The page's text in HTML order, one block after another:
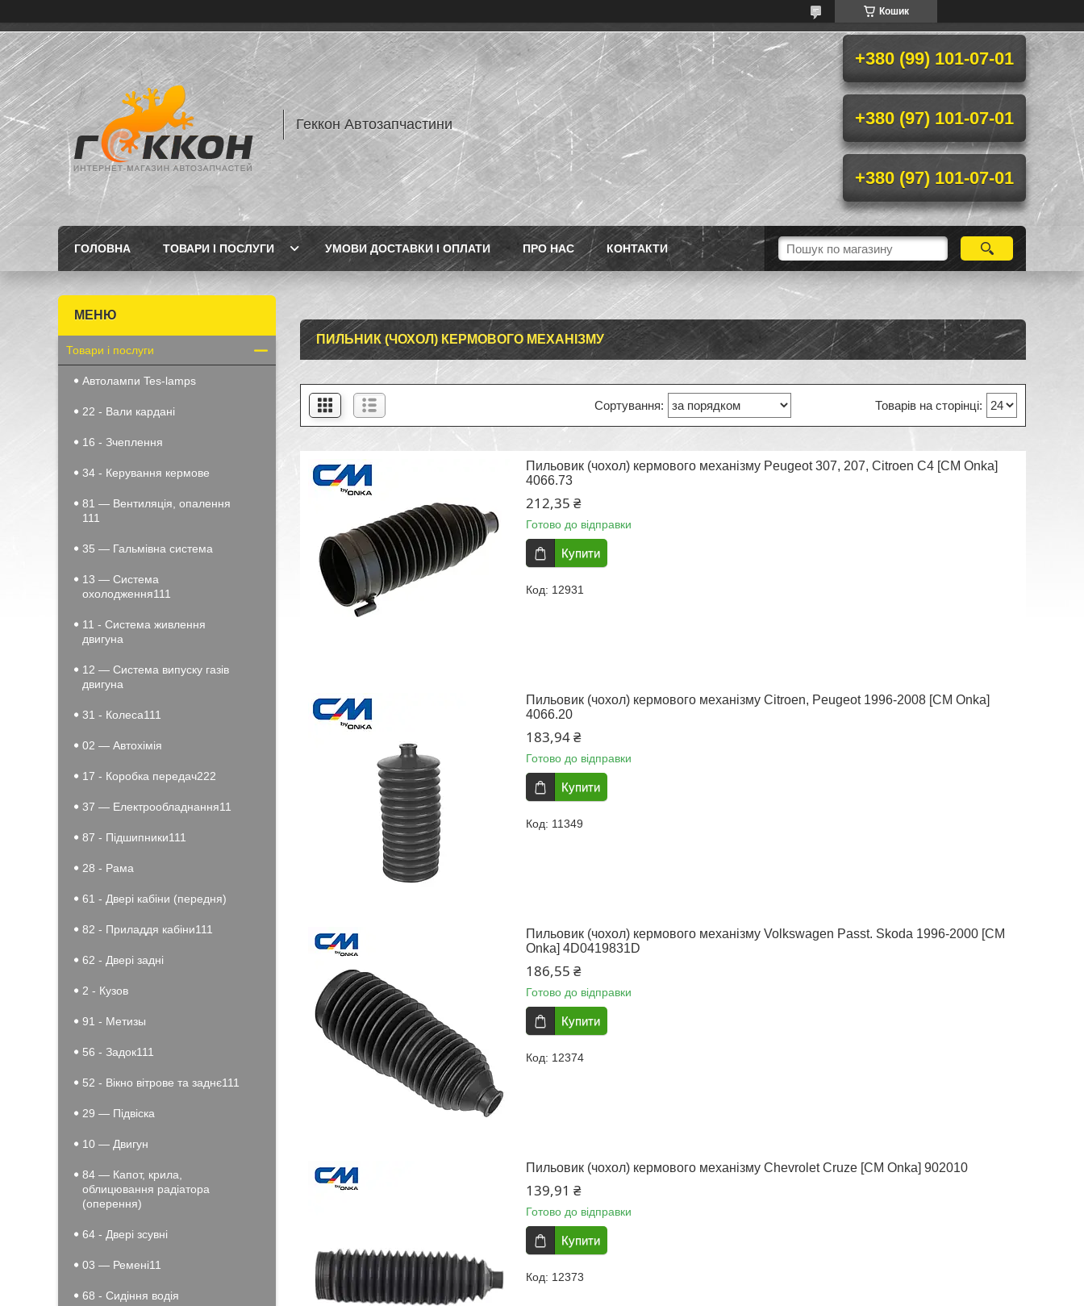
Кошик
Геккон Автозапчастини
+380 (99) 101-07-01
+380 (97) 101-07-01
+380 (97) 101-07-01
ГОЛОВНА ТОВАРИ І ПОСЛУГИ УМОВИ ДОСТАВКИ І ОПЛАТИ ПРО НАС КОНТАКТИ
ПИЛЬНИК (ЧОХОЛ) КЕРМОВОГО МЕХАНІЗМУ
Пильовик (чохол) кермового механізму Peugeot 307, 207, Сitroen С4 [СМ Onka]
4066.73
212,35 ₴
Готово до відправки
Купити
12931
Пильовик (чохол) кермового механізму Citroen, Peugeot 1996-2008 [CM Onka]
4066.20
183,94 ₴
Готово до відправки
Купити
11349
Пильовик (чохол) кермового механізму Volkswagen Passt. Skoda 1996-2000 [СМ
Onka] 4D0419831D
186,55 ₴
Готово до відправки
Купити
12374
Пильовик (чохол) кермового механізму Chevrolet Cruze [СМ Onka] 902010
139,91 ₴
Готово до відправки
Купити
12373
Товари і послуги
Автолампи Tes-lamps
22 - Вали кардані
16 - Зчеплення
34 - Керування кермове
81 — Вентиляція, опалення
111
35 — Гальмівна система
13 — Система
охолодження111
11 - Система живлення
двигуна
12 — Система випуску газів
двигуна
31 - Колеса111
02 — Автохімія
17 - Коробка передач222
37 — Електрообладнання11
87 - Підшипники111
28 - Рама
61 - Двері кабіни (передня)
82 - Приладдя кабіни111
62 - Двері задні
2 - Кузов
91 - Метизы
56 - Задок111
52 - Вікно вітрове та заднє111
29 — Підвіска
10 — Двигун
84 — Капот, крила,
облицювання радіатора
(оперення)
64 - Двері зсувні
03 — Ремені11
68 - Сидіння водія